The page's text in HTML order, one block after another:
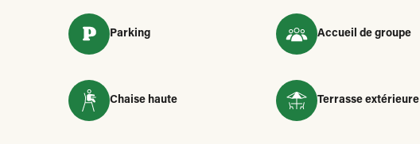
Parking Accueil de groupe
Chaise haute Terrasse extérieure